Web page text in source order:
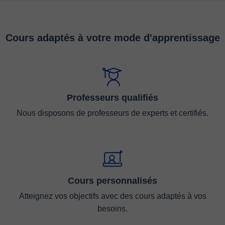
Cours adaptés à votre mode d'apprentissage
Professeurs qualifiés
Nous disposons de professeurs de experts et certifiés.
Cours personnalisés
Atteignez vos objectifs avec des cours adaptés à vos
besoins.